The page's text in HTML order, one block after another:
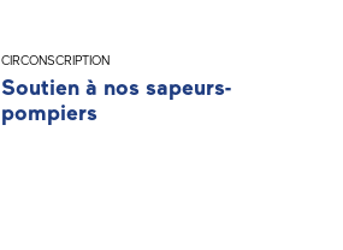
CIRCONSCRIPTION
Soutien à nos sapeurs-
pompiers